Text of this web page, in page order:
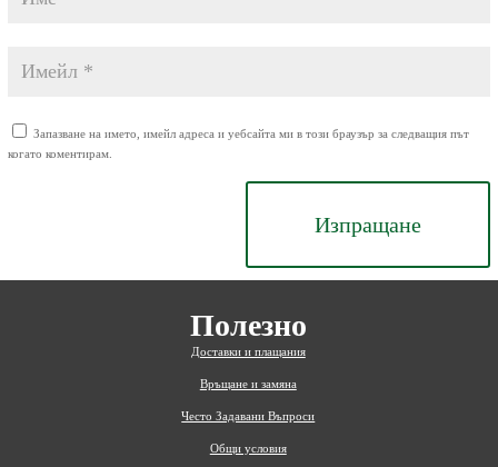
Запазване на името, имейл адреса и уебсайта ми в този браузър за следващия път
когато коментирам.
Изпращане
Полезно
Доставки и плащания
Връщане и замяна
Често Задавани Въпроси
Общи условия